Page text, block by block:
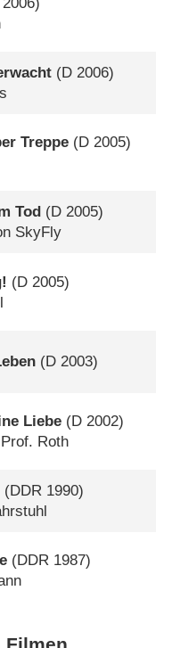
(D 2006)
Treppe (D 2005)
Tod (D 2005)
SkyFly
(D 2005)
(D 2003)
Liebe (D 2002)
Roth
(DDR 1990)
(DDR 1987)